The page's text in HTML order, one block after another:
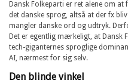
Dansk Folkeparti er ret alene om
det danske sprog, altså at der fx
mangler danske ord og udtryk.
Det er egentlig mærkeligt, at Dansk
tech-giganternes sproglige
AI, nærmest for sig selv.
Den blinde vinkel